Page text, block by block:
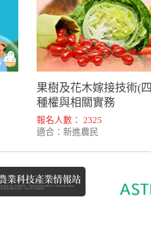
果樹及花木嫁接技術(
種權與相關實務
報名人數： 2325
適合：新進農民